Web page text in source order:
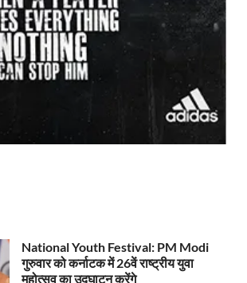
National Youth Festival: PM Modi
गुरुवार को कर्नाटक में 26वें राष्ट्रीय युवा
महोत्सव का उद्घाटन करेंगे